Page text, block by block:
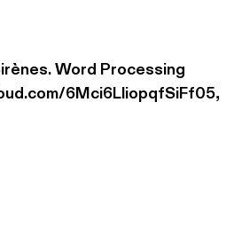
Word Processing
6Mci6LliopqfSiFf05,